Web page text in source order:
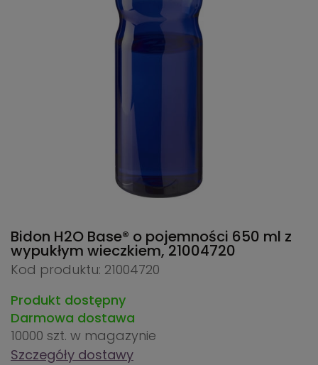
Bidon H2O Base® o pojemności 650 ml z
wypukłym wieczkiem,21004720
Kod produktu: 21004720
Produkt dostępny
Darmowa dostawa
10000 szt. w magazynie
Szczegóły dostawy